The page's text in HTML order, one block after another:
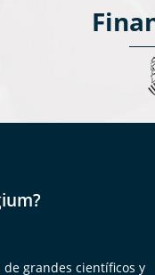
grandes científicos y